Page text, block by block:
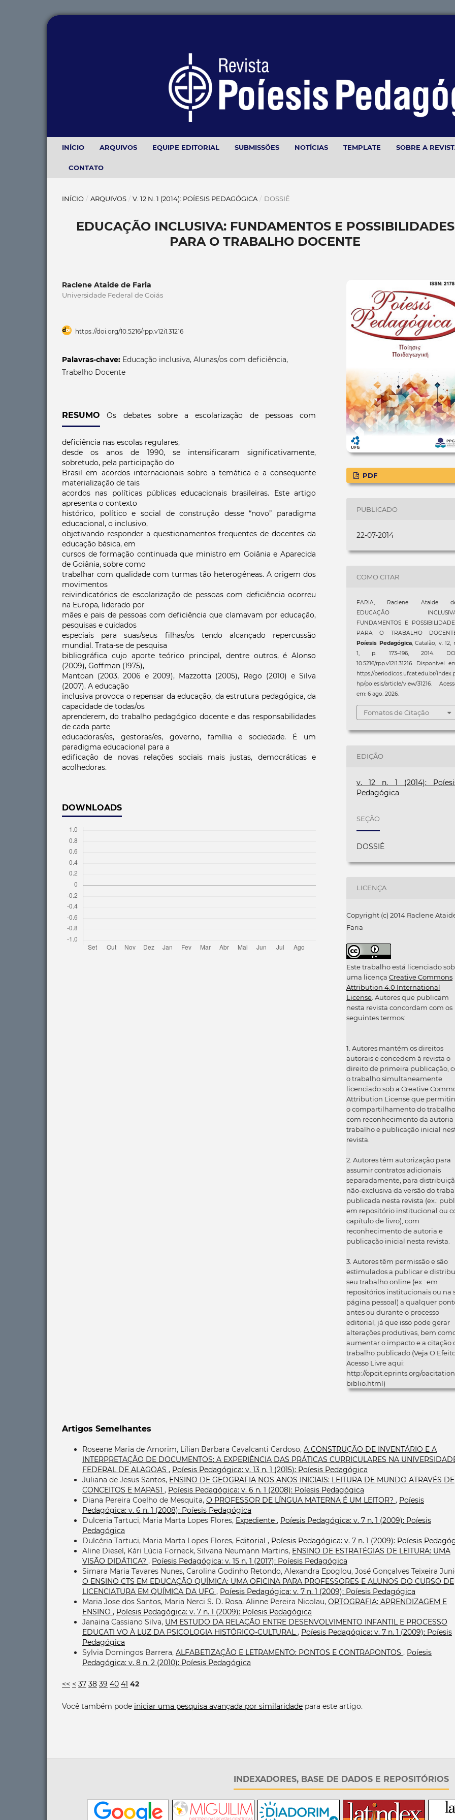
INÍCIO ARQUIVOS EQUIPE EDITORIAL SUBMISSÕES NOTÍCIAS TEMPLATE SOBRE A
CONTATO
INÍCIO / ARQUIVOS / V. 12 N. 1 (2014): POÍESIS PEDAGÓGICA / DOSSIÊ
EDUCAÇÃO INCLUSIVA: FUNDAMENTOS E POSSIBILIDADES
PARA O TRABALHO DOCENTE
Raclene Ataide de Faria
Universidade Federal de Goiás
https://doi.org/10.5216/rpp.v12i1.31216
Palavras-chave: Educação inclusiva, Alunas/os com deficiência,
Trabalho Docente
RESUMO Os debates sobre a escolarização de pessoas com
deficiência nas escolas regulares,
desde os anos de 1990, se intensificaram significativamente,
sobretudo, pela participação do
Brasil em acordos internacionais sobre a temática e a consequente
materialização de tais
acordos nas políticas públicas educacionais brasileiras. Este artigo
apresenta o contexto
histórico, político e social de construção desse “novo” paradigma
educacional, o inclusivo,
objetivando responder a questionamentos frequentes de docentes da
educação básica, em
cursos de formação continuada que ministro em Goiânia e Aparecida
de Goiânia, sobre como
trabalhar com qualidade com turmas tão heterogêneas. A origem dos
movimentos
reivindicatórios de escolarização de pessoas com deficiência ocorreu
na Europa, liderado por
mães e pais de pessoas com deficiência que clamavam por educação,
pesquisas e cuidados
especiais para suas/seus filhas/os tendo alcançado repercussão
mundial. Trata-se de pesquisa
bibliográfica cujo aporte teórico principal, dentre outros, é Alonso
(2009), Goffman (1975),
Mantoan (2003, 2006 e 2009), Mazzotta (2005), Rego (2010) e Silva
(2007). A educação
inclusiva provoca o repensar da educação, da estrutura pedagógica, da
capacidade de todas/os
aprenderem, do trabalho pedagógico docente e das responsabilidades
de cada parte
educadoras/es, gestoras/es, governo, família e sociedade. É um
paradigma educacional para a
edificação de novas relações sociais mais justas, democráticas e
acolhedoras.
DOWNLOADS
PDF
PUBLICADO
22-07-2014
COMO CITAR
FARIA, Raclene Ataide
EDUCAÇÃO
FUNDAMENTOS E
PARA O TRABALHO
Poíesis Pedagógica, Catalão, v. 12,
1, p. 173–196, 2014.
10.5216/rpp.v12i1.31216. Disponível
https://periodicos.ufcat.edu.br/
hp/poiesis/article/view/31216.
em: 6 ago. 2026.
Fomatos de Citação
EDIÇÃO
v. 12 n. 1 (2014):
Pedagógica
SEÇÃO
DOSSIÊ
LICENÇA
Copyright (c) 2014 Raclene
Faria
Este trabalho está licenciado sob
uma licença Creative Commons
Attribution 4.0 International
License . Autores que publicam
nesta revista concordam com os
seguintes termos:
1. Autores mantém os direitos
autorais e concedem à revista o
direito de primeira publicação,
o trabalho simultaneamente
licenciado sob a Creative
Attribution License que
o compartilhamento do trabalho
com reconhecimento da autoria
trabalho e publicação inicial
revista.
2. Autores têm autorização para
assumir contratos adicionais
separadamente, para
não-exclusiva da versão do
publicada nesta revista (ex.:
em repositório institucional ou
capítulo de livro), com
reconhecimento de autoria e
publicação inicial nesta revista.
3. Autores têm permissão e são
estimulados a publicar e
seu trabalho online (ex.: em
repositórios institucionais ou na
página pessoal) a qualquer
antes ou durante o processo
editorial, já que isso pode gerar
alterações produtivas, bem
aumentar o impacto e a citação
trabalho publicado (Veja O
Acesso Livre aqui:
http://opcit.eprints.org/
biblio.html)
Artigos Semelhantes
Roseane Maria de Amorim, Lílian Barbara Cavalcanti Cardoso, A CONSTRUÇÃO DE INVENTÁRIO E A
INTERPRETAÇÃO DE DOCUMENTOS: A EXPERIÊNCIA DAS PRÁTICAS CURRICULARES NA
FEDERAL DE ALAGOAS , Poíesis Pedagógica: v. 13 n. 1 (2015): Poíesis Pedagógica
Juliana de Jesus Santos, ENSINO DE GEOGRAFIA NOS ANOS INICIAIS: LEITURA DE MUNDO ATRAVÉS DE
CONCEITOS E MAPAS1 , Poíesis Pedagógica: v. 6 n. 1 (2008): Poíesis Pedagógica
Diana Pereira Coelho de Mesquita, O PROFESSOR DE LÍNGUA MATERNA É UM LEITOR? , Poíesis
Pedagógica: v. 6 n. 1 (2008): Poíesis Pedagógica
Dulceria Tartuci, Maria Marta Lopes Flores, Expediente , Poíesis Pedagógica: v. 7 n. 1 (2009): Poíesis
Pedagógica
Dulcéria Tartuci, Maria Marta Lopes Flores, Editorial , Poíesis Pedagógica: v. 7 n. 1 (2009): Poíesis
Aline Diesel, Kári Lúcia Forneck, Silvana Neumann Martins, ENSINO DE ESTRATÉGIAS DE LEITURA: UMA
VISÃO DIDÁTICA? , Poíesis Pedagógica: v. 15 n. 1 (2017): Poíesis Pedagógica
Simara Maria Tavares Nunes, Carolina Godinho Retondo, Alexandra Epoglou, José Gonçalves Teixeira
O ENSINO CTS EM EDUCAÇÃO QUÍMICA: UMA OFICINA PARA PROFESSORES E ALUNOS DO CURSO DE
LICENCIATURA EM QUÍMICA DA UFG , Poíesis Pedagógica: v. 7 n. 1 (2009): Poíesis Pedagógica
Maria Jose dos Santos, Maria Nerci S. D. Rosa, Alinne Pereira Nicolau, ORTOGRAFIA: APRENDIZAGEM E
ENSINO , Poíesis Pedagógica: v. 7 n. 1 (2009): Poíesis Pedagógica
Janaina Cassiano Silva, UM ESTUDO DA RELAÇÃO ENTRE DESENVOLVIMENTO INFANTIL E PROCESSO
EDUCATI VO À LUZ DA PSICOLOGIA HISTÓRICO-CULTURAL, Poíesis Pedagógica: v. 7 n. 1 (2009): Poíesis
Pedagógica
Sylvia Domingos Barrera, ALFABETIZAÇÃO E LETRAMENTO: PONTOS E CONTRAPONTOS , Poíesis
Pedagógica: v. 8 n. 2 (2010): Poíesis Pedagógica
<< < 37 38 39 40 41 42
Você também pode iniciar uma pesquisa avançada por similaridade para este artigo.
INDEXADORES, BASE DE DADOS E REPOSITÓRIOS